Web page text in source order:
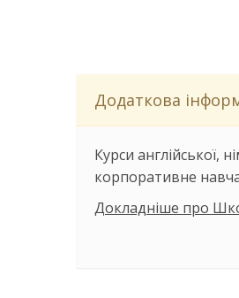
Додаткова
Курси англійської,
корпоративне
Докладніше про